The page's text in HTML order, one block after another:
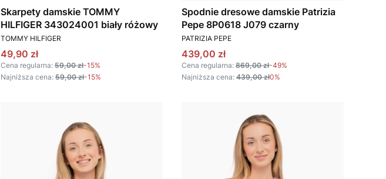
Skarpety damskie TOMMY
HILFIGER 343024001 biały różowy
PRODUCENT
TOMMY HILFIGER
Cena promocyjna
49,90 zł
Cena regularna: 59,00 zł-15%
Najniższa cena: 59,00 zł-15%
Spodnie dresowe damskie Patrizia
Pepe 8P0618 J079 czarny
PRODUCENT
PATRIZIA PEPE
Cena promocyjna
439,00 zł
Cena regularna: 869,00 zł-49%
Najniższa cena: 439,00 zł0%